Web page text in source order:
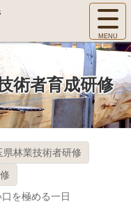
術者育成研修
県林業技術者研修
を極める一日
サ
イ
ト
ュ
ー
を
開